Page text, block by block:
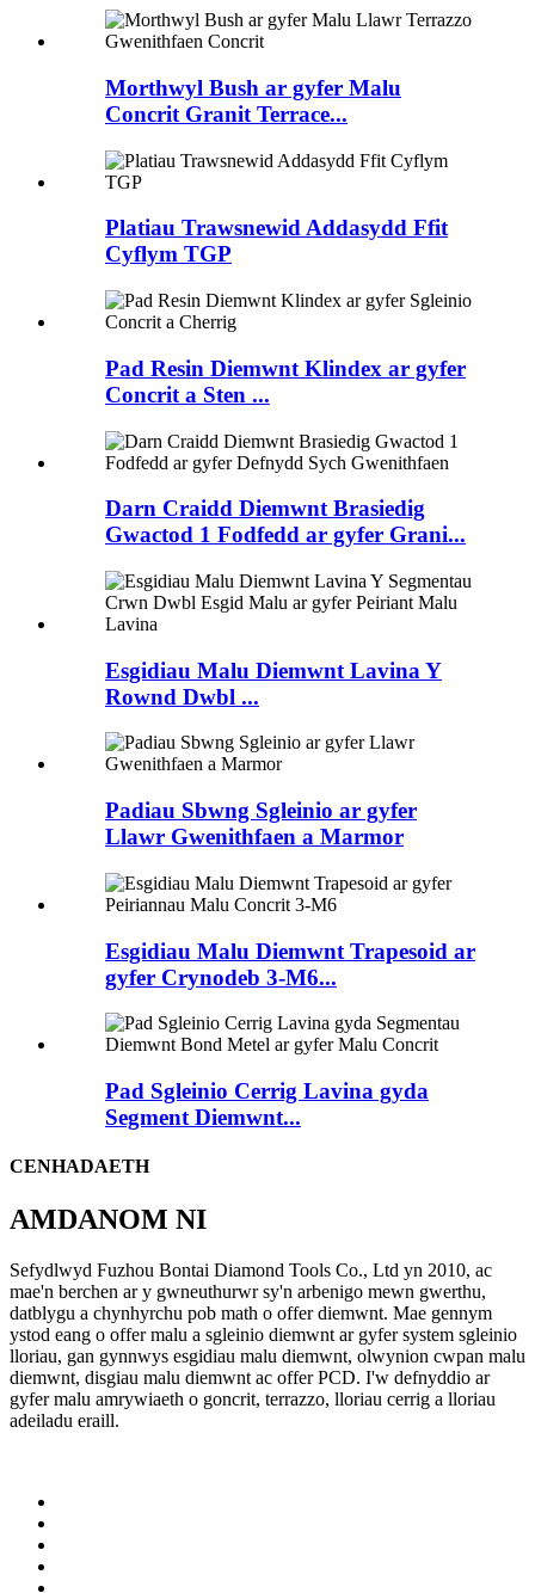
Morthwyl Bush ar gyfer Malu
Concrit Granit Terrace...
Platiau Trawsnewid Addasydd Ffit
Cyflym TGP
Pad Resin Diemwnt Klindex ar gyfer
Concrit a Sten ...
Darn Craidd Diemwnt Brasiedig
Gwactod 1 Fodfedd ar gyfer Grani...
Esgidiau Malu Diemwnt Lavina Y
Rownd Dwbl ...
Padiau Sbwng Sgleinio ar gyfer
Llawr Gwenithfaen a Marmor
Esgidiau Malu Diemwnt Trapesoid ar
gyfer Crynodeb 3-M6...
Pad Sgleinio Cerrig Lavina gyda
Segment Diemwnt...
CENHADAETH
AMDANOM NI
Sefydlwyd Fuzhou Bontai Diamond Tools Co., Ltd yn 2010, ac
mae'n berchen ar y gwneuthurwr sy'n arbenigo mewn gwerthu,
datblygu a chynhyrchu pob math o offer diemwnt. Mae gennym
ystod eang o offer malu a sgleinio diemwnt ar gyfer system sgleinio
lloriau, gan gynnwys esgidiau malu diemwnt, olwynion cwpan malu
diemwnt, disgiau malu diemwnt ac offer PCD. I'w defnyddio ar
gyfer malu amrywiaeth o goncrit, terrazzo, lloriau cerrig a lloriau
adeiladu eraill.